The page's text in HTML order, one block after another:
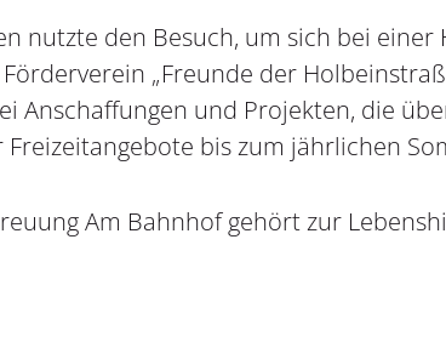
nutzte den Besuch, um sich bei
„Freunde der
Anschaffungen und Projekten, die
Freizeitangebote bis zum jährlichen
Am Bahnhof gehört zur